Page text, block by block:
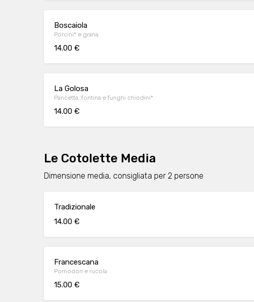
Boscaiola
Porcini* e grana
14.00 €
La Golosa
Pancetta, fontina e funghi chiodini*
14.00 €
Le Cotolette Media
Dimensione media, consigliata per 2 persone
Tradizionale
14.00 €
Francescana
Pomodori e rucola
15.00 €